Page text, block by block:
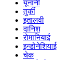
यूनानी
तुर्की
इतालवी
दानिश
रोमानियाई
इन्डोनेशियाई
चेक